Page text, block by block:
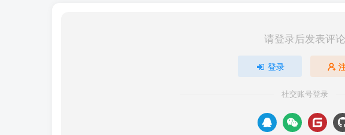
请登录后发表评论
登录
社交账号登录